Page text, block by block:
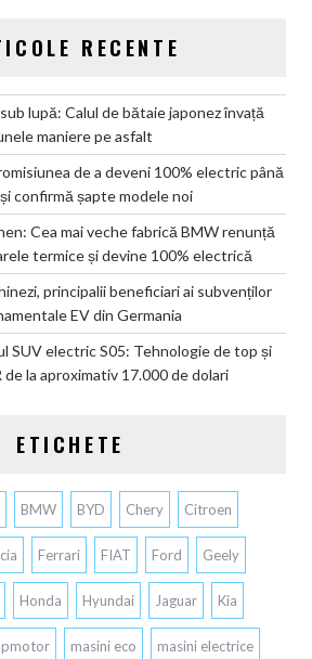
RECENTE
lupă: Calul de bătaie japonez învață
maniere pe asfalt
de a deveni 100% electric până
confirmă șapte modele noi
Cea mai veche fabrică BMW renunță
termice și devine 100% electrică
principalii beneficiari ai subvenților
EV din Germania
SUV electric S05: Tehnologie de top și
de la aproximativ 17.000 de dolari
ETICHETE
BMW BYD Chery Citroen
Ferrari FIAT Ford Geely
Honda Hyundai Jaguar Kia
masini eco masini electrice